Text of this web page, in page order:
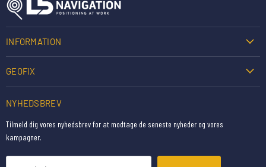
INFORMATION
GEOFIX
NYHEDSBREV
Tilmeld dig vores nyhedsbrev for at modtage de seneste nyheder og vores
kampagner.